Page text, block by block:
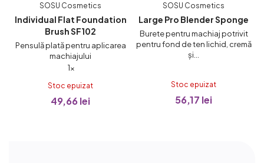
Individual Flat Foundation
Brush SF102
SOSU Cosmetics
Evaluarea
medie
produsului
1×
Stoc epuizat
49,66 lei
Pensulă plată pentru aplicarea
machiajului
Large Pro Blender Sponge
SOSU Cosmetics
Stoc epuizat
56,17 lei
Burete pentru machiaj potrivit
pentru fond de ten lichid, cremă
și...